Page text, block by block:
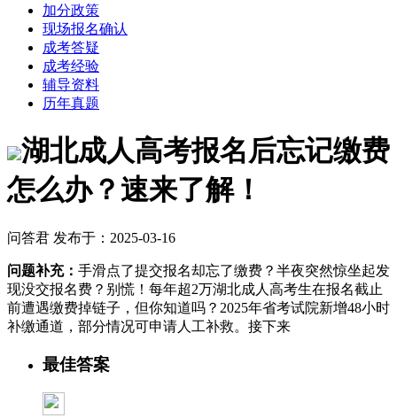
加分政策
现场报名确认
成考答疑
成考经验
辅导资料
历年真题
湖北成人高考报名后忘记缴费
怎么办？速来了解！
问答君 发布于：2025-03-16
问题补充： 手滑点了提交报名却忘了缴费？半夜突然惊坐起发
现没交报名费？别慌！每年超2万湖北成人高考生在报名截止
前遭遇缴费掉链子‌，但你知道吗？2025年省考试院新增48小时
补缴通道，部分情况可申请人工补救。接下来
最佳答案